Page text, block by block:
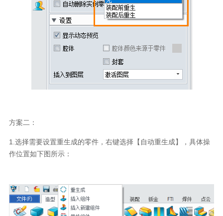
方案二：
1.选择需要设置重生成的零件，右键选择【自动重生成】，具体操
作位置如下图所示：